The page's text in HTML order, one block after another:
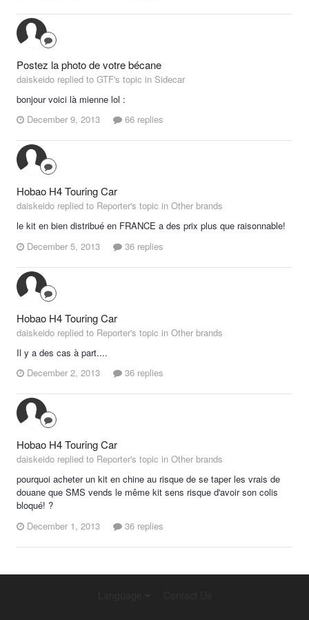
Postez la photo de votre bécane
daiskeido replied to GTF's topic in Sidecar
bonjour voici là mienne lol :
December 9, 2013
66 replies
Hobao H4 Touring Car
daiskeido replied to Reporter's topic in Other brands
le kit en bien distribué en FRANCE a des prix plus que raisonnable!
December 5, 2013
36 replies
Hobao H4 Touring Car
daiskeido replied to Reporter's topic in Other brands
Il y a des cas à part....
December 2, 2013
36 replies
Hobao H4 Touring Car
daiskeido replied to Reporter's topic in Other brands
pourquoi acheter un kit en chine au risque de se taper les vrais de
douane que SMS vends le même kit sens risque d'avoir son colis
bloqué! ?
December 1, 2013
36 replies